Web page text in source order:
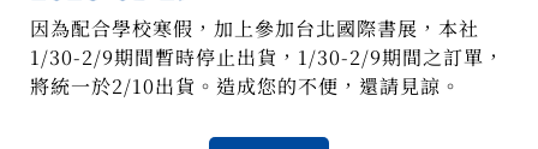
因為配合學校寒假，加上參加台北國際書展，本社
1/30-2/9期間暫時停止出貨，1/30-2/9期間之訂單，
將統一於2/10出貨。造成您的不便，還請見諒。